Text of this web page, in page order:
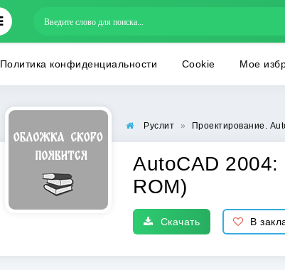
Политика конфиденциальности Cookie Мое
Руслит » Проектирование.
AutoCAD 2004:
ROM)
Скачать В